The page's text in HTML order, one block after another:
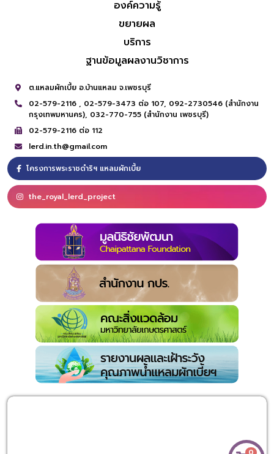
องค์ความรู้
ขยายผล
บริการ
ฐานข้อมูลผลงานวิชาการ
ต.แหลมผักเบี้ย อ.บ้านแหลม จ.เพชรบุรี
02-579-2116 , 02-579-3473 ต่อ 107, 092-2730546 (สำนักงาน
กรุงเทพมหานคร), 032-770-755 (สำนักงาน เพชรบุรี)
02-579-2116 ต่อ 112
lerd.in.th@gmail.com
โครงการพระราชดำริฯ แหลมผักเบี้ย
the_royal_lerd_project